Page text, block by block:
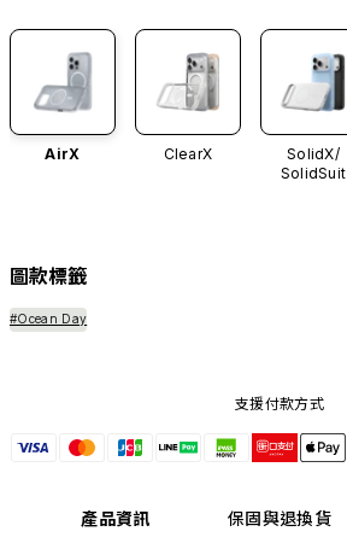
AirX ClearX
SolidX/
SolidSuit
圖款標籤
#Ocean Day
支援付款方式
產品資訊 保固與退換貨